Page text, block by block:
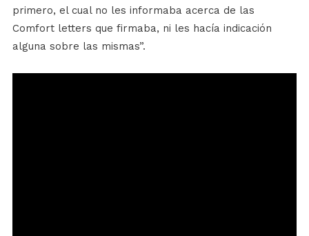
primero, el cual no les informaba acerca de las
Comfort letters que firmaba, ni les hacía indicación
alguna sobre las mismas”.